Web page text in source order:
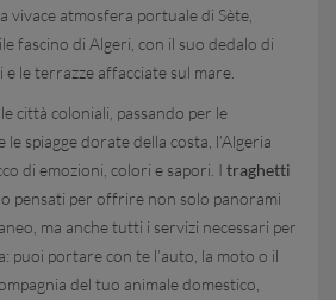
vivace atmosfera portuale di Sète,
fascino di Algeri, con il suo dedalo di
e le terrazze affacciate sul mare.
città coloniali, passando per le
le spiagge dorate della costa, l’Algeria
di emozioni, colori e sapori. I traghetti
pensati per offrire non solo panorami
ma anche tutti i servizi necessari per
puoi portare con te l’auto, la moto o il
del tuo animale domestico,